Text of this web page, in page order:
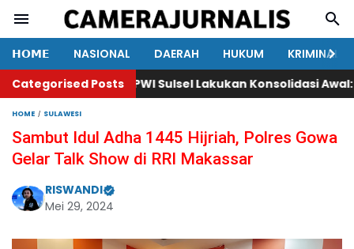
𝗛𝗢𝗠𝗘 NASIONAL DAERAH HUKUM
KRIMINAL
Categorised PostsPWI Sulsel Lakukan Konsolidasi Awal:
HOME SULAWESI
Sambut Idul Adha 1445 Hijriah, Polres Gowa
Gelar Talk Show di RRI Makassar
RISWANDI
Mei 29, 2024